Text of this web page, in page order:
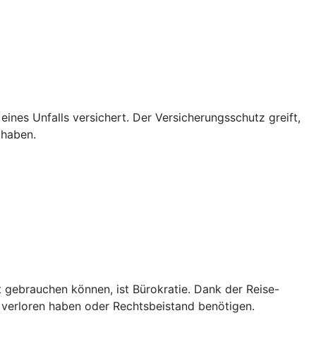
Unfalls versichert. Der Versicherungsschutz greift,
können, ist Bürokratie. Dank der Reise-
haben oder Rechtsbeistand benötigen.